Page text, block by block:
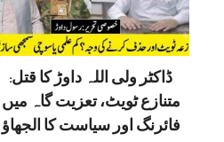
ڈاکٹر ولی اللہ داوڑ کا قتل:
متنازع ٹویٹ، تعزیت گاہ میں
فائرنگ اور سیاست کا الجھاؤ